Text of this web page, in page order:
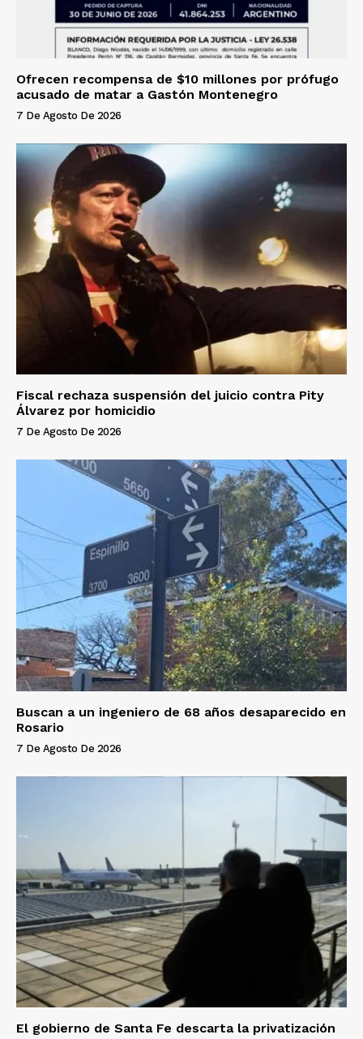
Ofrecen recompensa de $10 millones por prófugo
acusado de matar a Gastón Montenegro
7 De Agosto De 2026
Fiscal rechaza suspensión del juicio contra Pity
Álvarez por homicidio
7 De Agosto De 2026
Buscan a un ingeniero de 68 años desaparecido en
Rosario
7 De Agosto De 2026
El gobierno de Santa Fe descarta la privatización